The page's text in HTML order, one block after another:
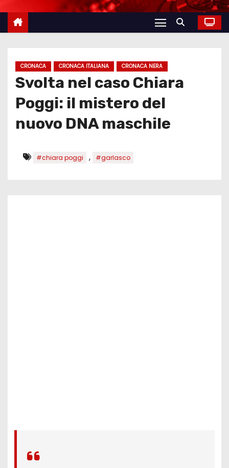
CRONACA CRONACA ITALIANA CRONACA NERA
Svolta nel caso Chiara
Poggi: il mistero del
nuovo DNA maschile
#chiara poggi , #garlasco